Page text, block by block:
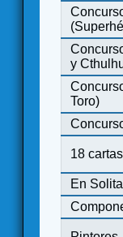
y
Toro)
18 cartas
En